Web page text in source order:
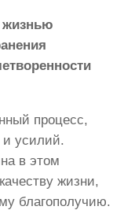
жизнью
процесс,
и усилий.
в этом
жизни,
благополучию.